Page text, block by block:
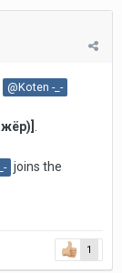
@Koten -_-
joins the
1